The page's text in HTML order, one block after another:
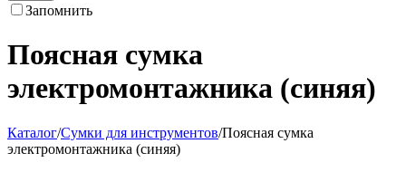
Запомнить
Поясная сумка
электромонтажника (синяя)
Каталог/Сумки для инструментов/Поясная сумка
электромонтажника (синяя)